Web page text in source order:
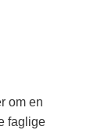
om en
faglige